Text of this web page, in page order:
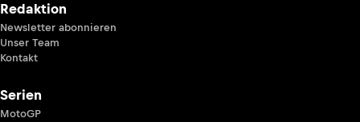
Redaktion
Newsletter abonnieren
Unser Team
Kontakt
Serien
MotoGP